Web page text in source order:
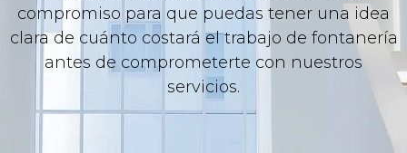
compromiso para que puedas tener una idea
clara de cuánto costará el trabajo de fontanería
antes de comprometerte con nuestros
servicios.